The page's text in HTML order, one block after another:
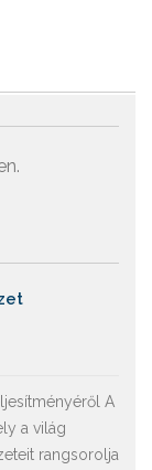
A
a világ
rangsorolja